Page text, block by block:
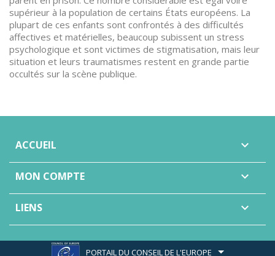
supérieur à la population de certains États européens. La
plupart de ces enfants sont confrontés à des difficultés
affectives et matérielles, beaucoup subissent un stress
psychologique et sont victimes de stigmatisation, mais leur
situation et leurs traumatismes restent en grande partie
occultés sur la scène publique.
ACCUEIL 
MON COMPTE 
LIENS 
PORTAIL DU CONSEIL DE L'EUROPE